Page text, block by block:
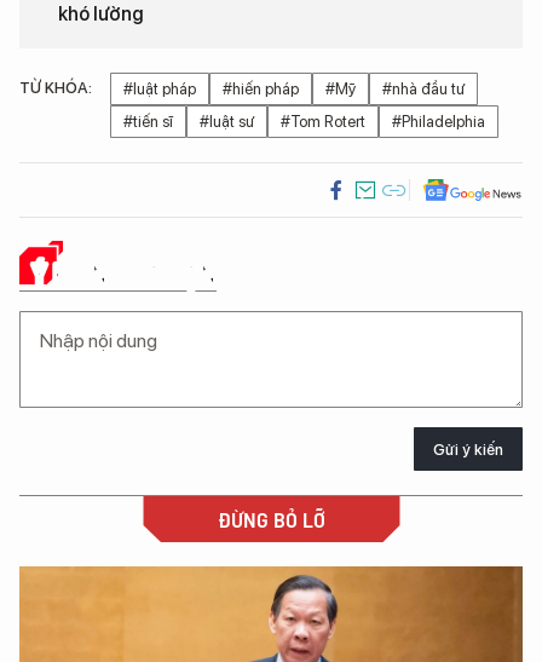
khó lường
TỪ KHÓA: #luật pháp #hiến pháp #Mỹ
#nhà đầu tư
#tiến sĩ
#luật sư #Tom Rotert #Philadelphia
Ý KIẾN CỦA BẠN
Gửi ý kiến
ĐỪNG BỎ LỠ